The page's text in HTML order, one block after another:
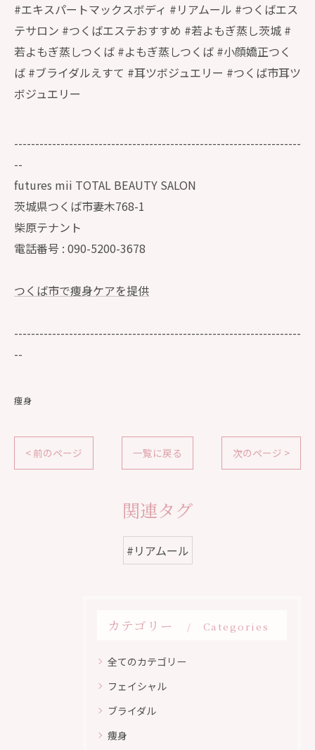
#エキスパートマックスボディ #リアムール #つくばエス
テサロン #つくばエステおすすめ #若よもぎ蒸し茨城 #
若よもぎ蒸しつくば #よもぎ蒸しつくば #小顔嬌正つく
ば #ブライダルえすて #耳ツボジュエリー #つくば市耳ツ
ボジュエリー
--------------------------------------------------------------------
--
futures mii TOTAL BEAUTY SALON
茨城県つくば市妻木768-1
柴原テナント
電話番号 : 090-5200-3678
つくば市で痩身ケアを提供
--------------------------------------------------------------------
--
痩身
< 前のページ 一覧に戻る 次のページ >
関連タグ
#リアムール
カテゴリー Categories
全てのカテゴリー
フェイシャル
ブライダル
痩身